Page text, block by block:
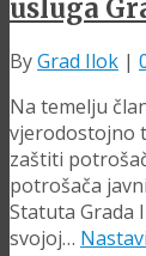
usluga
ByGrad Ilok |
Na temelju
vjerodostojno
zaštiti
potrošača
Statuta Grada
svojoj…